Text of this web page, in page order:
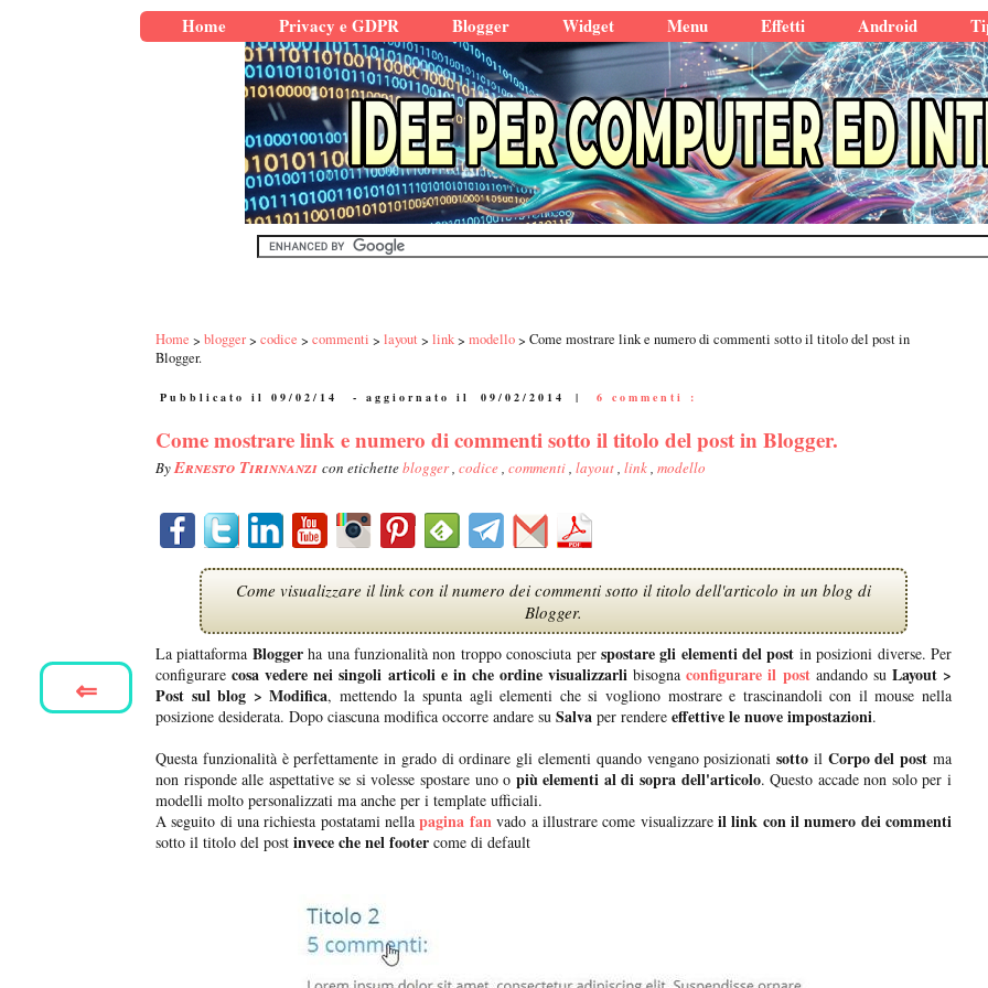
Home Privacy e GDPR Blogger Widget Menu Effetti Android
Home blogger codice commenti layout link modello
Come mostrare link e numero di commenti sotto il titolo del post in
Blogger.
Pubblicato il 09/02/14 - aggiornato il 09/02/2014 | 6 commenti :
Come mostrare link e numero di commenti sotto il titolo del post in Blogger.
ByErnesto Tirinnanzi con etichetteblogger, codice, commenti, layout, link, modello
Come visualizzare il link con il numero dei commenti sotto il titolo dell'articolo in un blog di
Blogger.
La piattaforma Bloggerha una funzionalità non troppo conosciuta per spostare gli elementi del post in posizioni diverse. Per
configurarecosa vedere nei singoli articoli e in che ordine visualizzarli bisognaconfigurare il postandando su Layout >
Post sul blog > Modifica, mettendo la spunta agli elementi che si vogliono mostrare e trascinandoli con il mouse nella
posizione desiderata. Dopo ciascuna modifica occorre andare su Salva per rendere effettive le nuove impostazioni.
Questa funzionalità è perfettamente in grado di ordinare gli elementi quando vengano posizionatisotto il Corpo del post ma
non risponde alle aspettative se si volesse spostare uno o più elementi al di sopra dell'articolo. Questo accade non solo per i
modelli molto personalizzati ma anche per i template ufficiali.
A seguito di una richiesta postatami nella pagina fanvado a illustrare come visualizzare il link con il numero dei commenti
sotto il titolo del post invece che nel footer come di default
⇐